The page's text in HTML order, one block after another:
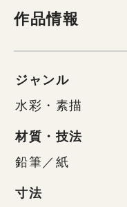
作品情報
ジャンル
水彩・素描
材質・技法
鉛筆／紙
寸法